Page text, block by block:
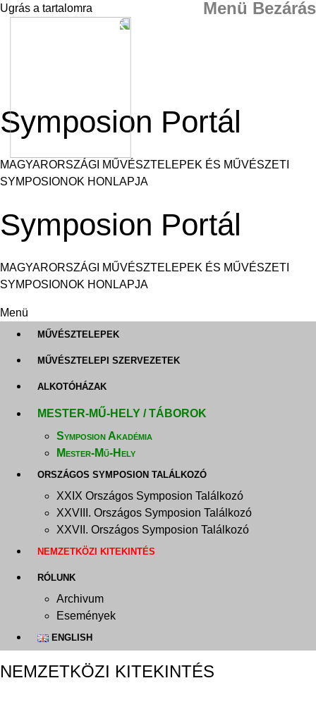
Ugrás a tartalomra Menü Bezárás
Symposion Portál
MAGYARORSZÁGI MŰVÉSZTELEPEK ÉS MŰVÉSZETI
SYMPOSIONOK HONLAPJA
Symposion Portál
MAGYARORSZÁGI MŰVÉSZTELEPEK ÉS MŰVÉSZETI
SYMPOSIONOK HONLAPJA
Menü
MŰVÉSZTELEPEK
MŰVÉSZTELEPI SZERVEZETEK
ALKOTÓHÁZAK
MESTER-MŰ-HELY / TÁBOROK
Symposion Akadémia
Mester-Mű-Hely
ORSZÁGOS SYMPOSION TALÁLKOZÓ
XXIX Országos Symposion Találkozó
XXVIII. Országos Symposion Találkozó
XXVII. Országos Symposion Találkozó
NEMZETKÖZI KITEKINTÉS
RÓLUNK
Archivum
Események
ENGLISH
NEMZETKÖZI KITEKINTÉS